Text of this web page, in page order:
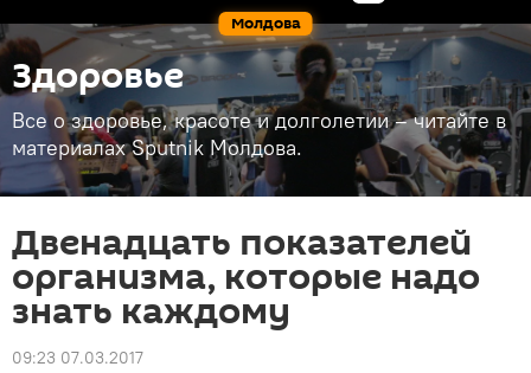
Молдова
Здоровье
Все о здоровье, красоте и долголетии – читайте в
материалах Sputnik Молдова.
Двенадцать показателей
организма, которые надо
знать каждому
09:23 07.03.2017